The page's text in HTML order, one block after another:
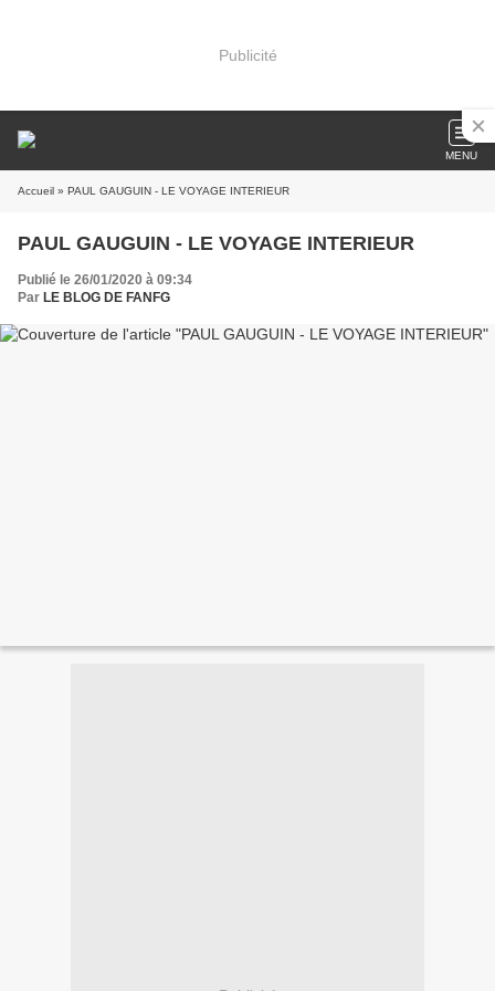
Publicité
MENU
Accueil » PAUL GAUGUIN - LE VOYAGE INTERIEUR
PAUL GAUGUIN - LE VOYAGE INTERIEUR
Publié le 26/01/2020 à 09:34
Par LE BLOG DE FANFG